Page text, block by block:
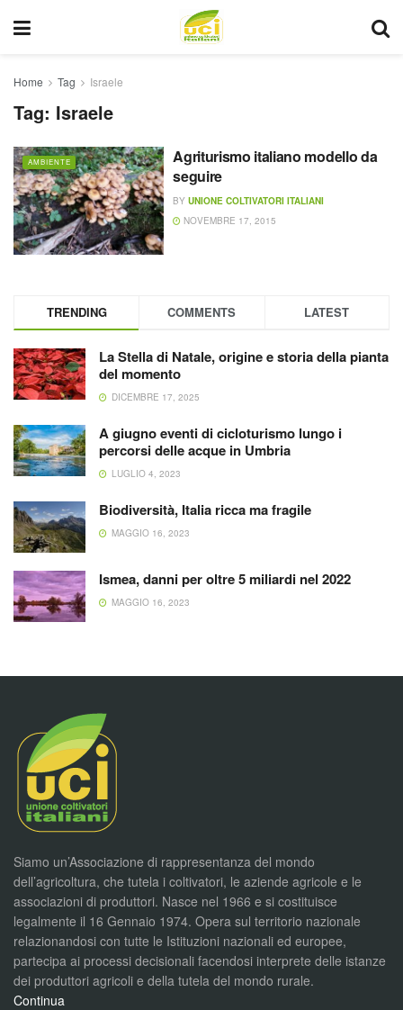
Home Tag Israele
Tag: Israele
AMBIENTE
Agriturismo italiano modello da
seguire
BY UNIONE COLTIVATORI ITALIANI
NOVEMBRE 17, 2015
TRENDING COMMENTS LATEST
La Stella di Natale, origine e storia della pianta
del momento
DICEMBRE 17, 2025
A giugno eventi di cicloturismo lungo i
percorsi delle acque in Umbria
LUGLIO 4, 2023
Biodiversità, Italia ricca ma fragile
MAGGIO 16, 2023
Ismea, danni per oltre 5 miliardi nel 2022
MAGGIO 16, 2023
Siamo un’Associazione di rappresentanza del mondo
dell’agricoltura, che tutela i coltivatori, le aziende agricole e le
associazioni di produttori. Nasce nel 1966 e si costituisce
legalmente il 16 Gennaio 1974. Opera sul territorio nazionale
relazionandosi con tutte le Istituzioni nazionali ed europee,
partecipa ai processi decisionali facendosi interprete delle istanze
dei produttori agricoli e della tutela del mondo rurale.
Continua